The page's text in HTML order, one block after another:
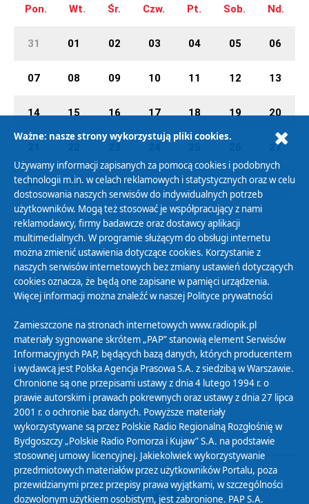
Pon. Wt. Śr. Czw. Pt. Sob. Nd.
31 01 02 03 04 05 06
07 08 09 10 11 12 13
14 15 16 17 18 19 20
27
28 29 30 01 02 03 04
Polityka Prywatności
Zasady korzystania z Serwisu
Organizacje Pożytku Publicznego
Cyfryzacja DAB+
Polityka ochrony danych osobowych
Abonament
Zamówienia publiczne
Biuletyn Informacji Publicznej
Ważne: nasze strony wykorzystują pliki cookies.
Używamy informacji zapisanych za pomocą cookies i podobnych
technologii m.in. w celach reklamowych i statystycznych oraz w celu
dostosowania naszych serwisów do indywidualnych potrzeb
użytkowników. Mogą też stosować je współpracujący z nami
reklamodawcy, firmy badawcze oraz dostawcy aplikacji
multimedialnych. W programie służącym do obsługi internetu
można zmienić ustawienia dotyczące cookies. Korzystanie z
naszych serwisów internetowych bez zmiany ustawień dotyczących
cookies oznacza, że będą one zapisane w pamięci urządzenia.
Więcej informacji można znaleźć w naszej Polityce prywatności
Zamieszczone na stronach internetowych www.radiopik.pl
materiały sygnowane skrótem „PAP” stanowią element Serwisów
Informacyjnych PAP, będących bazą danych, których producentem
i wydawcą jest Polska Agencja Prasowa S.A. z siedzibą w Warszawie.
Chronione są one przepisami ustawy z dnia 4 lutego 1994 r. o
prawie autorskim i prawach pokrewnych oraz ustawy z dnia 27 lipca
2001 r. o ochronie baz danych. Powyższe materiały
wykorzystywane są przez Polskie Radio Regionalną Rozgłośnię w
Bydgoszczy „Polskie Radio Pomorza i Kujaw” S.A. na podstawie
stosownej umowy licencyjnej. Jakiekolwiek wykorzystywanie
przedmiotowych materiałów przez użytkowników Portalu, poza
przewidzianymi przez przepisy prawa wyjątkami, w szczególności
dozwolonym użytkiem osobistym, jest zabronione. PAP S.A.